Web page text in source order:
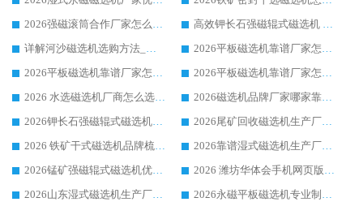
2026强磁滚筒合作厂家怎么选-华体会手机网页版-华体会(中国) 行业优质供应商参考指南
高效钾长石强磁辊式磁选机 华体会手机网页版-华体会(中国) 专业制造品质值得信赖
详解河沙磁选机选购方法_除铁器品牌及华体会手机网页版-华体会(中国) 企业解析
2026平板磁选机靠谱厂家怎么选？华体会手机网页版-华体会(中国) 凭硬实力甄选合作品牌
2026平板磁选机靠谱厂家怎么选？华体会手机网页版-华体会(中国) 凭硬实力甄选合作品牌
2026平板磁选机靠谱厂家怎么选？华体会手机网页版-华体会(中国) 凭硬实力甄选合作品牌
2026 水选磁选机厂商怎么选 潍坊华体会手机网页版-华体会(中国) 技术实力强
2026磁选机品牌厂家哪家靠谱?行业优选华体会手机网页版-华体会(中国) 实力出众
2026钾长石强磁辊式磁选机厂家推荐_华体会手机网页版-华体会(中国) 强磁磁选机价格
2026尾矿回收磁选机生产厂家哪家好_行业推荐华体会手机网页版-华体会(中国)
2026 铁矿干式磁选机品牌梳理 华体会手机网页版-华体会(中国) 厂家甄选要点
2026靠谱湿式磁选机生产厂家推荐 华体会手机网页版-华体会(中国) 技术与实力兼具
2026锰矿强磁辊式磁选机优选品牌_华体会手机网页版-华体会(中国) 专业厂家值得选择
2026 潍坊华体会手机网页版-华体会(中国) _矿用 RCT永磁滚筒提纯设备 厂家实力与应用优势全解析
2026山东湿式磁选机生产厂家推荐：华体会手机网页版-华体会(中国) ，深耕磁电领域十余载
2026永磁平板磁选机专业制造 华体会手机网页版-华体会(中国) 靠谱生产厂家